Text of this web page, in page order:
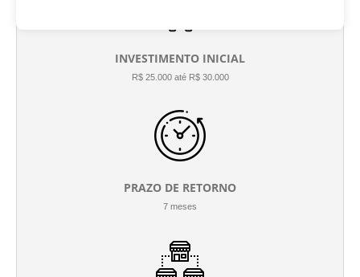
INVESTIMENTO INICIAL
R$ 25.000 até R$ 30.000
PRAZO DE RETORNO
7 meses